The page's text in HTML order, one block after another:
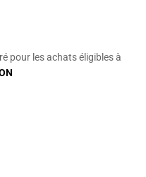
pour les achats éligibles à